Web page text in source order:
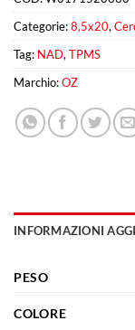
Categorie:8,5x20,
Tag: NAD,TPMS
Marchio:OZ
INFORMAZIONI
PESO
COLORE